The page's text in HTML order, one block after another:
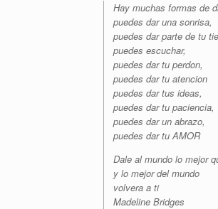
Hay muchas formas de
puedes dar una sonrisa,
puedes dar parte de tu
puedes escuchar,
puedes dar tu perdon,
puedes dar tu atencion
puedes dar tus ideas,
puedes dar tu paciencia,
puedes dar un abrazo,
puedes dar tu AMOR
Dale al mundo lo mejor
y lo mejor del mundo
volvera a ti
Madeline Bridges